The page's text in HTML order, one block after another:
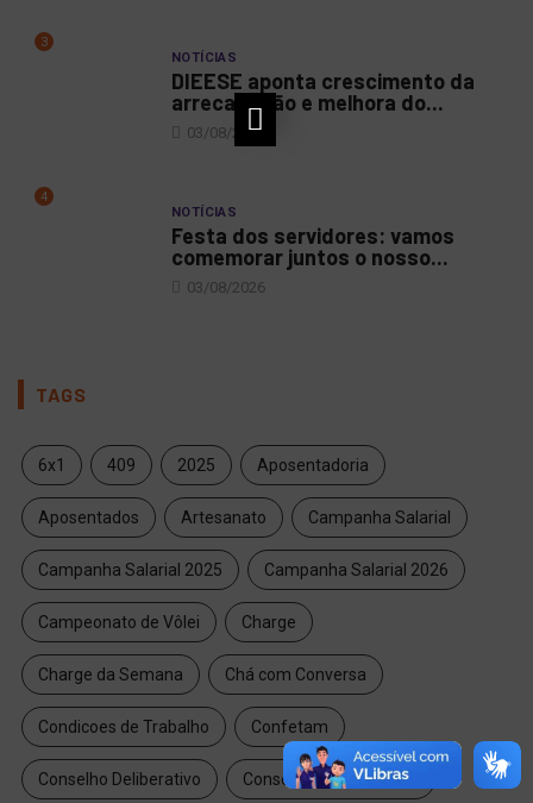
3
NOTÍCIAS
DIEESE aponta crescimento da
arrecadação e melhora do...
03/08/2026
4
NOTÍCIAS
Festa dos servidores: vamos
comemorar juntos o nosso...
03/08/2026
TAGS
6x1 409 2025 Aposentadoria
Aposentados Artesanato Campanha Salarial
Campanha Salarial 2025 Campanha Salarial 2026
Campeonato de Vôlei Charge
Charge da Semana Chá com Conversa
Condicoes de Trabalho Confetam
Conselho Deliberativo Conselho do Magistério